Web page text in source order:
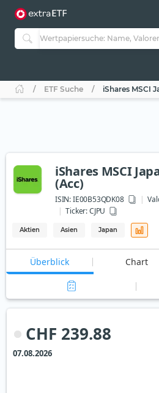
ETF Suche iShares MSCI
iShares MSCI
(Acc)
ISIN:IE00B53QDK08
Ticker:CJPU
Aktien Asien Japan
Überblick Chart
CHF 239.88
07.08.2026